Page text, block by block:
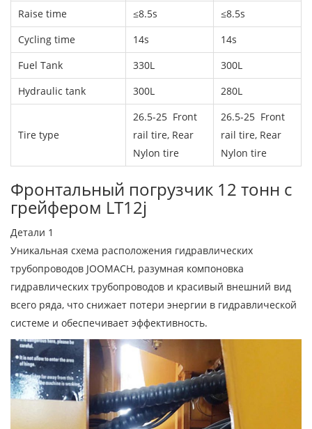
Raise time ≤8.5s
≤8.5s
Cycling time
14s
14s
Fuel Tank
330L
300L
Hydraulic tank
300L 280L
Tire type
26.5-25 Front
rail tire, Rear
Nylon tire
26.5-25 Front
rail tire, Rear
Nylon tire
Фронтальный погрузчик 12 тонн с
грейфером LT12j
Детали 1
Уникальная схема расположения гидравлических
трубопроводов JOOMACH, разумная компоновка
гидравлических трубопроводов и красивый внешний вид
всего ряда, что снижает потери энергии в гидравлической
системе и обеспечивает эффективность.